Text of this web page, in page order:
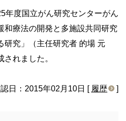
年度国立がん研究センターがん
和療法の開発と多施設共同研究
研究」（主任研究者 的場 元
れました。
日：2015年02月10日 [ 履歴 ]